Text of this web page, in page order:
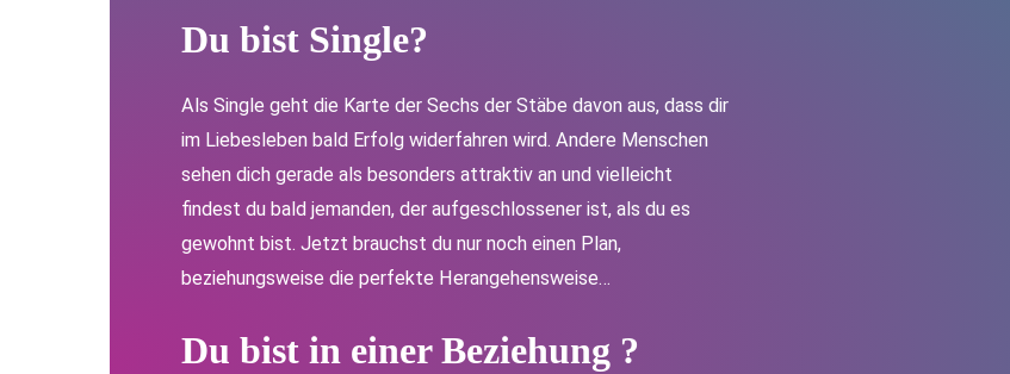
Du bist Single?
Als Single geht die Karte der Sechs der Stäbe davon aus, dass dir
im Liebesleben bald Erfolg widerfahren wird. Andere Menschen
sehen dich gerade als besonders attraktiv an und vielleicht
findest du bald jemanden, der aufgeschlossener ist, als du es
gewohnt bist. Jetzt brauchst du nur noch einen Plan,
beziehungsweise die perfekte Herangehensweise…
Du bist in einer Beziehung ?